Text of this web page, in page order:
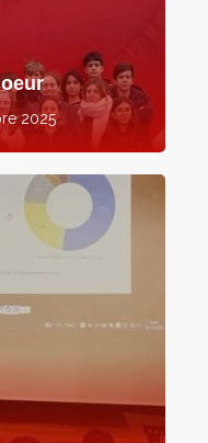
2025